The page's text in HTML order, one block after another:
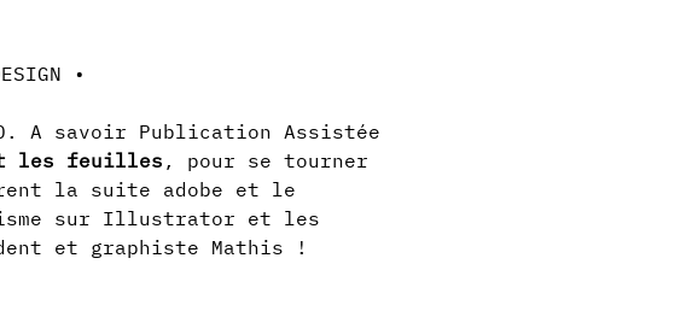
A savoir Publication Assistée
les feuilles , pour se tourner
la suite adobe et le
sur Illustrator et les
et graphiste Mathis !